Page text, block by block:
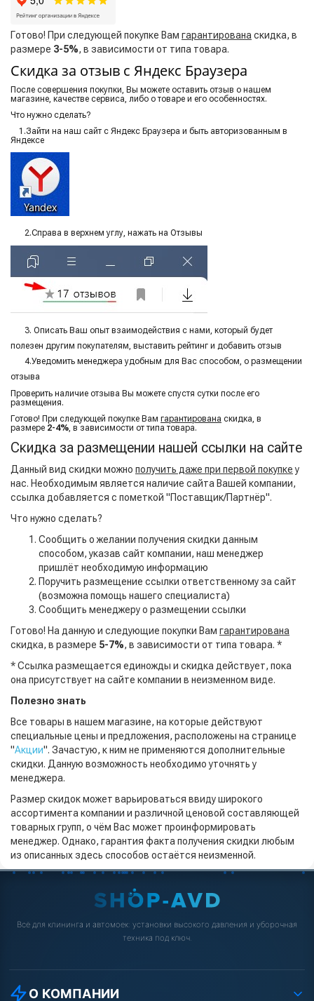
Готово! При следующей покупке Вам гарантирована скидка, в
размере 3-5%, в зависимости от типа товара.
Скидка за отзыв с Яндекс Браузера
После совершения покупки, Вы можете оставить отзыв о нашем
магазине, качестве сервиса, либо о товаре и его особенностях.
Что нужно сделать?
1.Зайти на наш сайт с Яндекс Браузера и быть авторизованным в
Яндексе
2.Справа в верхнем углу, нажать на Отзывы
3. Описать Ваш опыт взаимодействия с нами, который будет
полезен другим покупателям, выставить рейтинг и добавить отзыв
4.Уведомить менеджера удобным для Вас способом, о размещении
отзыва
Проверить наличие отзыва Вы можете спустя сутки после его
размещения.
Готово! При следующей покупке Вам гарантирована скидка, в
размере 2-4%, в зависимости от типа товара.
Скидка за размещении нашей ссылки на сайте
Данный вид скидки можно получить даже при первой покупкеу
нас. Необходимым является наличие сайта Вашей компании,
ссылка добавляется с пометкой "Поставщик/Партнёр".
Что нужно сделать?
Сообщить о желании получения скидки данным
способом, указав сайт компании, наш менеджер
пришлёт необходимую информацию
Поручить размещение ссылки ответственному за сайт
(возможна помощь нашего специалиста)
Сообщить менеджеру о размещении ссылки
Готово! На данную и следующие покупки Вам гарантирована
скидка, в размере 5-7%, в зависимости от типа товара. *
* Ссылка размещается единожды и скидка действует, пока
она присутствует на сайте компании в неизменном виде.
Полезно знать
Все товары в нашем магазине, на которые действуют
специальные цены и предложения, расположены на странице
"Акции". Зачастую, к ним не применяются дополнительные
скидки. Данную возможность необходимо уточнять у
менеджера.
Размер скидок может варьироваться ввиду широкого
ассортимента компании и различной ценовой составляющей
товарных групп, о чём Вас может проинформировать
менеджер. Однако, гарантия факта получения скидки любым
из описанных здесь способов остаётся неизменной.
Всё для клининга и автомоек: установки высокого давления и уборочная
техника под ключ.
О КОМПАНИИ